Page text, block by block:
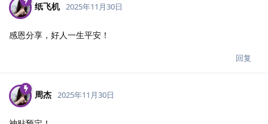
纸飞机 2025年11月30日
感恩分享，好人一生平安！
回复
周杰 2025年11月30日